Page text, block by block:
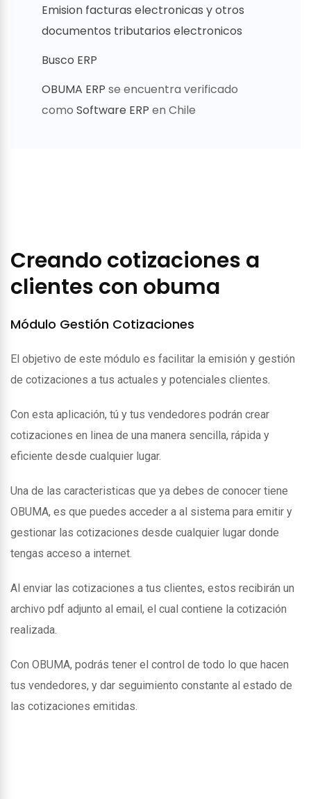
Emision facturas electronicas y otros
documentos tributarios electronicos
Busco ERP
OBUMA ERP se encuentra verificado
como Software ERP en Chile
Creando cotizaciones a
clientes con obuma
Módulo Gestión Cotizaciones
El objetivo de este módulo es facilitar la emisión y gestión
de cotizaciones a tus actuales y potenciales clientes.
Con esta aplicación, tú y tus vendedores podrán crear
cotizaciones en linea de una manera sencilla, rápida y
eficiente desde cualquier lugar.
Una de las caracteristicas que ya debes de conocer tiene
OBUMA, es que puedes acceder a al sistema para emitir y
gestionar las cotizaciones desde cualquier lugar donde
tengas acceso a internet.
Al enviar las cotizaciones a tus clientes, estos recibirán un
archivo pdf adjunto al email, el cual contiene la cotización
realizada.
Con OBUMA, podrás tener el control de todo lo que hacen
tus vendedores, y dar seguimiento constante al estado de
las cotizaciones emitidas.